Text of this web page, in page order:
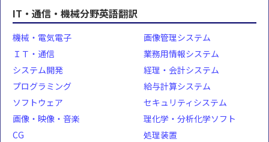
IT・通信・機械分野英語翻訳
機械・電気電子
ＩＴ・通信
システム開発
プログラミング
ソフトウェア
画像・映像・音楽
CG
画像管理システム
業務用情報システム
経理・会計システム
給与計算システム
セキュリティシステム
理化学・分析化学ソフト
処理装置